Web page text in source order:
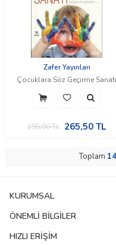
Zafer Yayınları
Çocuklara Söz Geçirme Sanatı
295,00TL 265,50 TL
Toplam 14
KURUMSAL
ÖNEMLI BILGILER
HIZLI ERIŞIM